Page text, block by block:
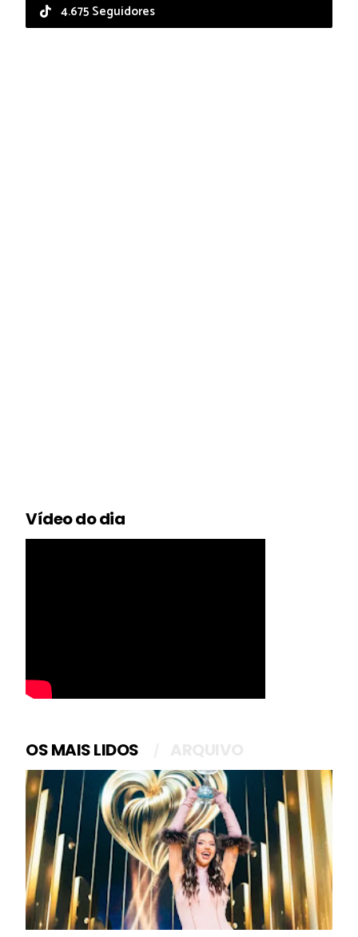
4.675 Seguidores
Vídeo do dia
OS MAIS LIDOS